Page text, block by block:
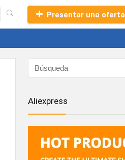
Presentar una oferta
Aliexpress